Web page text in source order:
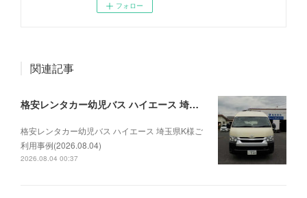
フォロー
関連記事
格安レンタカー幼児バス ハイエース 埼玉県K様ご利用事例(2026.08.04)
格安レンタカー幼児バス ハイエース 埼玉県K様ご
利用事例(2026.08.04)
2026.08.04 00:37